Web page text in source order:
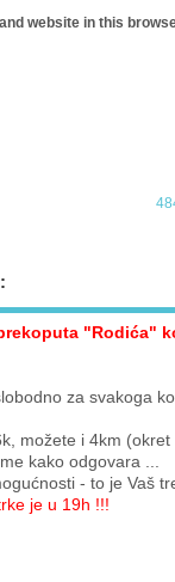
website in this
"Rodića"
za svakoga
možete i 4km
kako odgovara ...
- to je Vaš
je u 19h !!!